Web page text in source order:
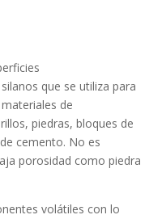
que se utiliza para
de
piedras, bloques de
cemento. No es
porosidad como piedra
volátiles con lo